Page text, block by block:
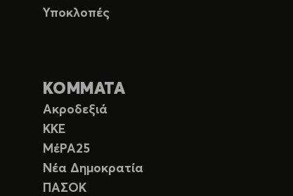
Υποκλοπές
ΚΟΜΜΑΤΑ
Ακροδεξιά
ΚΚΕ
ΜέΡΑ25
Νέα Δημοκρατία
ΠΑΣΟΚ